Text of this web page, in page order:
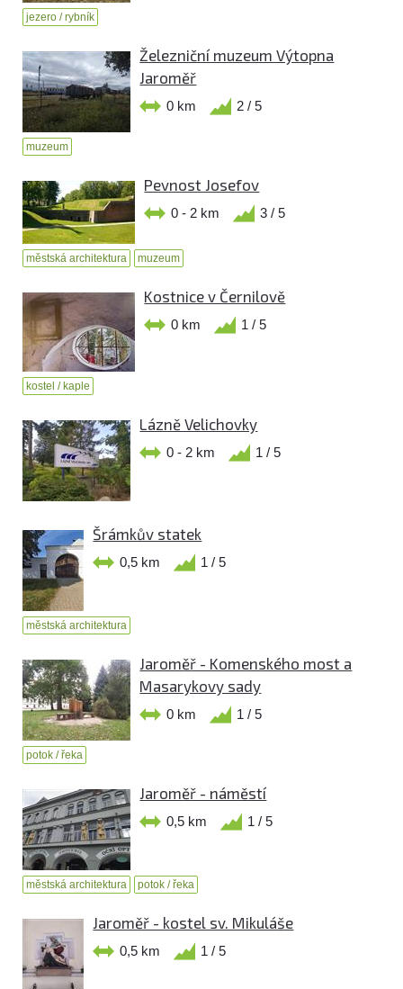
jezero / rybník
Železniční muzeum Výtopna
Jaroměř
0 km 2 / 5
muzeum
Pevnost Josefov
0 - 2 km 3 / 5
městská architektura muzeum
Kostnice v Černilově
0 km 1 / 5
kostel / kaple
Lázně Velichovky
0 - 2 km 1 / 5
Šrámkův statek
0,5 km 1 / 5
městská architektura
Jaroměř - Komenského most a
Masarykovy sady
0 km 1 / 5
potok / řeka
Jaroměř - náměstí
0,5 km 1 / 5
městská architektura potok / řeka
Jaroměř - kostel sv. Mikuláše
0,5 km 1 / 5